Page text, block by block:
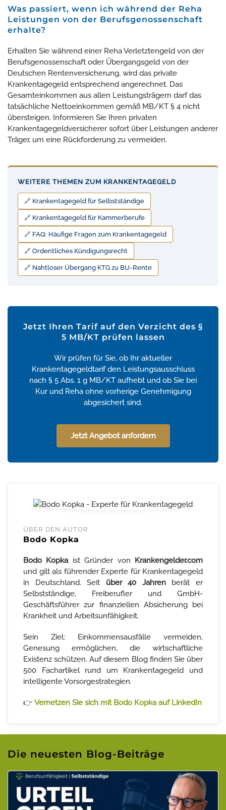
Was passiert, wenn ich während der Reha
Leistungen von der Berufsgenossenschaft
erhalte?
Erhalten Sie während einer Reha Verletztengeld von der
Berufsgenossenschaft oder Übergangsgeld von der
Deutschen Rentenversicherung, wird das private
Krankentagegeld entsprechend angerechnet. Das
Gesamteinkommen aus allen Leistungsträgern darf das
tatsächliche Nettoeinkommen gemäß MB/KT § 4 nicht
übersteigen. Informieren Sie Ihren privaten
Krankentagegeldversicherer sofort über Leistungen anderer
Träger, um eine Rückforderung zu vermeiden.
WEITERE THEMEN ZUM KRANKENTAGEGELD
🔗 Krankentagegeld für Selbstständige
🔗 Krankentagegeld für Kammerberufe
🔗 FAQ: Häufige Fragen zum Krankentagegeld
🔗 Ordentliches Kündigungsrecht
🔗 Nahtloser Übergang KTG zu BU-Rente
Jetzt Ihren Tarif auf den Verzicht des §
5 MB/KT prüfen lassen
Wir prüfen für Sie, ob Ihr aktueller
Krankentagegeldtarif den Leistungsausschluss
nach § 5 Abs. 1 g MB/KT aufhebt und ob Sie bei
Kur und Reha ohne vorherige Genehmigung
abgesichert sind.
Jetzt Angebot anfordern
ÜBER DEN AUTOR
Bodo Kopka
Bodo Kopkaist Gründer von Krankengelder.com
und gilt als führender Experte für Krankentagegeld
in Deutschland. Seit über 40 Jahrenberät er
Selbstständige, Freiberufler und GmbH-
Geschäftsführer zur finanziellen Absicherung bei
Krankheit und Arbeitsunfähigkeit.
Sein Ziel: Einkommensausfälle vermeiden,
Genesung ermöglichen, die wirtschaftliche
Existenz schützen. Auf diesem Blog finden Sie über
500 Fachartikel rund um Krankentagegeld und
intelligente Vorsorgestrategien.
👉 Vernetzen Sie sich mit Bodo Kopka auf LinkedIn
Die neuesten Blog-Beiträge